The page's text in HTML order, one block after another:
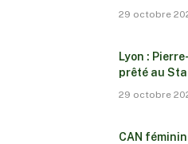
29 octobre
Lyon :
prêté au
29 octobre
CAN